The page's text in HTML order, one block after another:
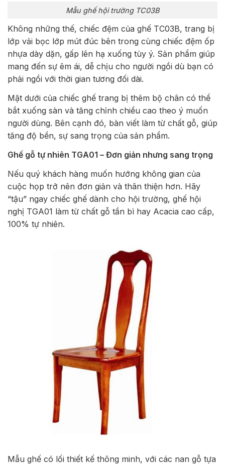
Mẫu ghế hội trường TC03B
Không những thế, chiếc đệm của ghế TC03B, trang bị
lớp vải bọc lớp mút đúc bên trong cùng chiếc đệm ốp
nhựa dày dặn, gấp lên hạ xuống tùy ý. Sản phẩm giúp
mang đến sự êm ái, dễ chịu cho người ngồi dù bạn có
phải ngồi với thời gian tương đối dài.
Mặt dưới của chiếc ghế trang bị thêm bộ chân có thể
bắt xuống sàn và tăng chỉnh chiều cao theo ý muốn
người dùng. Bên cạnh đó, bàn viết làm từ chất gỗ, giúp
tăng độ bền, sự sang trọng của sản phẩm.
Ghế gỗ tự nhiên TGA01 – Đơn giản nhưng sang trọng
Nếu quý khách hàng muốn hướng không gian của
cuộc họp trở nên đơn giản và thân thiện hơn. Hãy
“tậu” ngay chiếc ghế dành cho hội trường, ghế hội
nghị TGA01 làm từ chất gỗ tần bì hay Acacia cao cấp,
100% tự nhiên.
Mẫu ghế có lối thiết kế thông minh, với các nan gỗ tựa